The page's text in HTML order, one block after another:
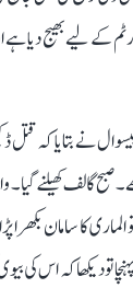
کے لیے بھیج دیا
نے بتایا کہ قتل
گالف کھیلنے گیا۔
کا سامان بکھرا پڑا
تو دیکھا کہ اس کی